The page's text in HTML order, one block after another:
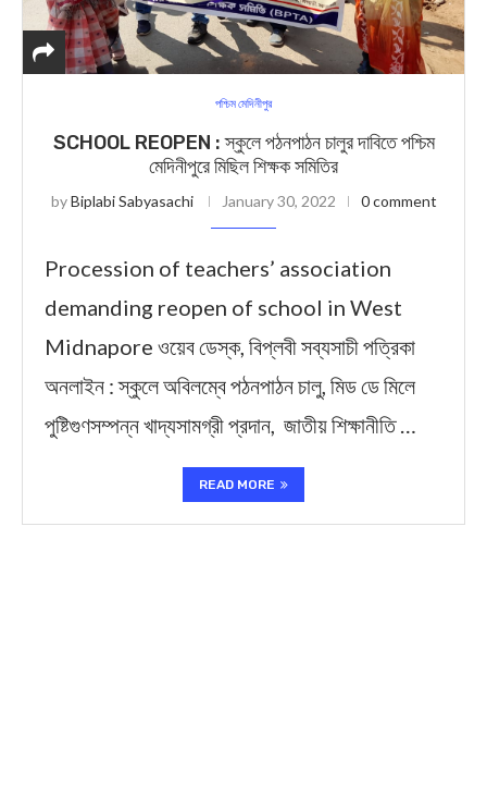
পশ্চিম মেদিনীপুর
SCHOOL REOPEN : স্কুলে পঠনপাঠন চালুর দাবিতে পশ্চিম
মেদিনীপুরে মিছিল শিক্ষক সমিতির
byBiplabi Sabyasachi January 30, 2022 0 comment
Procession of teachers’ association
demanding reopen of school in West
Midnapore ওয়েব ডেস্ক, বিপ্লবী সব্যসাচী পত্রিকা
অনলাইন : স্কুলে অবিলম্বে পঠনপাঠন চালু, মিড ডে মিলে
পুষ্টিগুণসম্পন্ন খাদ্যসামগ্রী প্রদান, জাতীয় শিক্ষানীতি …
READ MORE